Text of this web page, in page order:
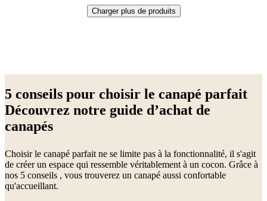
Charger plus de produits
page
foncéGris
clairTissuMétalLaquéAluminiumChêneBois
5 conseils pour choisir le canapé parfait
Découvrez notre guide d’achat de
canapés
Choisir le canapé parfait ne se limite pas à la fonctionnalité, il s'agit
de créer un espace qui ressemble véritablement à un cocon. Grâce à
nos 5 conseils , vous trouverez un canapé aussi confortable
qu'accueillant.